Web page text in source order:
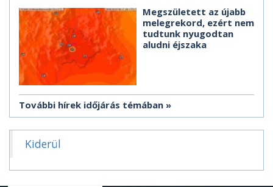
Megszületett az újabb
melegrekord, ezért nem
tudtunk nyugodtan
aludni éjszaka
További hírek időjárás témában
Kiderül